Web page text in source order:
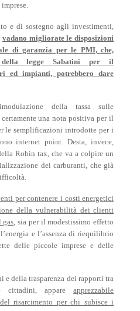
e di sostegno agli investimenti,
vadano migliorate le disposizioni
di garanzia per le PMI, che,
legge Sabatini per il
ed impianti, potrebbero dare
della tassa sulle
una nota positiva per il
le semplificazioni introdotte per i
internet point. Desta, invece,
Robin tax, che va a colpire un
dei carburanti, che già
per contenere i costi energetici
della vulnerabilità dei clienti
gas, sia per il modestissimo effetto
e l’assenza di riequilibrio
delle piccole imprese e delle
e della trasparenza dei rapporti tra
e cittadini, appareapprezzabile
risarcimento per chi subisce i